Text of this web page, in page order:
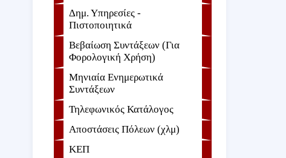
Δημ. Υπηρεσίες -
Πιστοποιητικά
Βεβαίωση Συντάξεων (Για
Φορολογική Χρήση)
Μηνιαία Ενημερωτικά
Συντάξεων
Τηλεφωνικός Κατάλογος
Αποστάσεις Πόλεων (χλμ)
ΚΕΠ